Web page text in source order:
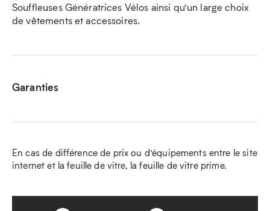
Souffleuses Génératrices Vélos ainsi qu’un large choix
de vêtements et accessoires.
Garanties
En cas de différence de prix ou d’équipements entre le site
internet et la feuille de vitre, la feuille de vitre prime.